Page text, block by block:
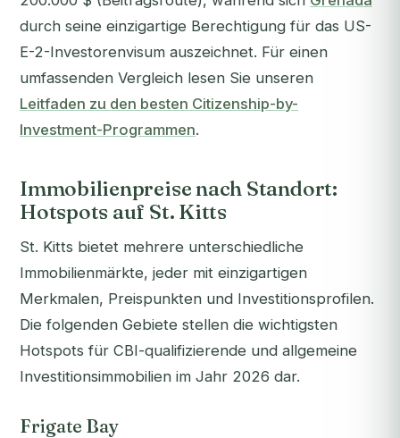
durch seine einzigartige Berechtigung für das US-
E-2-Investorenvisum auszeichnet. Für einen
umfassenden Vergleich lesen Sie unseren
Leitfaden zu den besten Citizenship-by-
Investment-Programmen.
Immobilienpreise nach Standort:
Hotspots auf St. Kitts
St. Kitts bietet mehrere unterschiedliche
Immobilienmärkte, jeder mit einzigartigen
Merkmalen, Preispunkten und Investitionsprofilen.
Die folgenden Gebiete stellen die wichtigsten
Hotspots für CBI-qualifizierende und allgemeine
Investitionsimmobilien im Jahr 2026 dar.
Frigate Bay